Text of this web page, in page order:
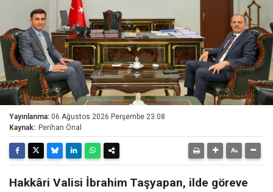
Yayınlanma: 06 Ağustos 2026 Perşembe 23:08
Kaynak: Perihan Önal
Hakkâri Valisi İbrahim Taşyapan, ilde göreve